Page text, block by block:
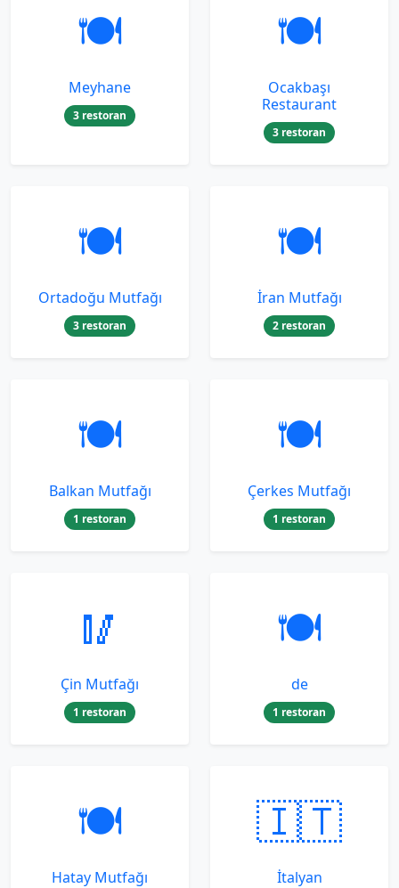
🍽️
Meyhane
3 restoran
🍽️
Ocakbaşı
Restaurant
3 restoran
🍽️
Ortadoğu Mutfağı
3 restoran
🍽️
İran Mutfağı
2 restoran
🍽️
Balkan Mutfağı
1 restoran
🍽️
Çerkes Mutfağı
1 restoran
🥢
Çin Mutfağı
1 restoran
🍽️
de
1 restoran
🍽️
Hatay Mutfağı
🇮🇹
İtalyan